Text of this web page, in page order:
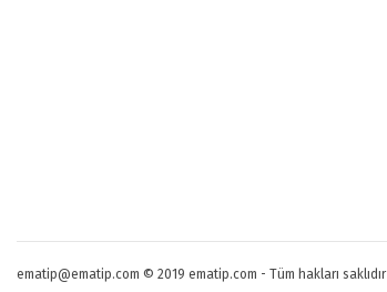
ematip@ematip.com © 2019 ematip.com - Tüm hakları saklıdır